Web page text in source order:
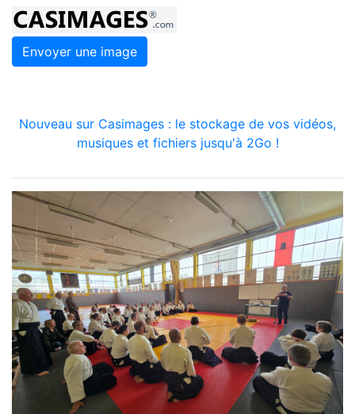
Envoyer une image
Nouveau sur Casimages : le stockage de vos vidéos,
musiques et fichiers jusqu'à 2Go !